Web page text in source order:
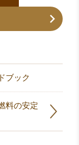
ブック
料の安定